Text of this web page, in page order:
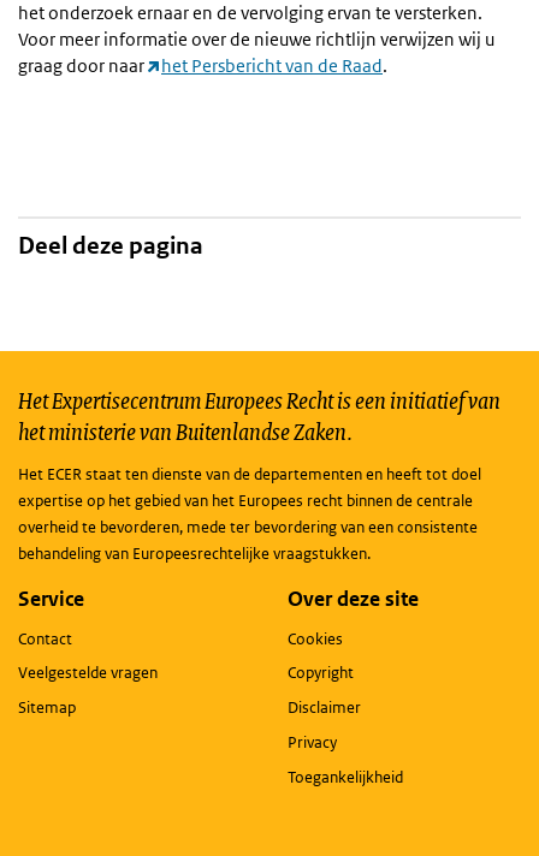
het onderzoek ernaar en de vervolging ervan te versterken.
Voor meer informatie over de nieuwe richtlijn verwijzen wij u
graag door naar
het Persbericht van de Raad.
Deel deze pagina
Het Expertisecentrum Europees Recht is een initiatief van
het ministerie van Buitenlandse Zaken.
Het ECER staat ten dienste van de departementen en heeft tot doel
expertise op het gebied van het Europees recht binnen de centrale
overheid te bevorderen, mede ter bevordering van een consistente
behandeling van Europeesrechtelijke vraagstukken.
Service
Contact
Veelgestelde vragen
Sitemap
Over deze site
Cookies
Copyright
Disclaimer
Privacy
Toegankelijkheid